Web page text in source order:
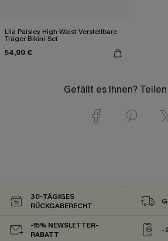
Lila Paisley High-Waist Verstellbare
Träger Bikini-Set
54,99 €
Gefällt es Ihnen?
30-TÄGIGES
RÜCKGABERECHT
-15% NEWSLETTER-
RABATT
-